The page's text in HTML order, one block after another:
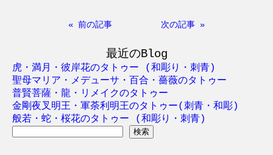
« 前の記事 次の記事 »
最近のBlog
虎・満月・彼岸花のタトゥー (和彫り・刺青)
聖母マリア・メデューサ・百合・薔薇のタトゥー
普賢菩薩・龍・リメイクのタトゥー
金剛夜叉明王・軍荼利明王のタトゥー(刺青・和彫)
般若・蛇・桜花のタトゥー (和彫り・刺青)